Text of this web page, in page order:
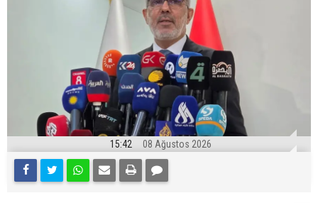
15:42 08 Ağustos 2026